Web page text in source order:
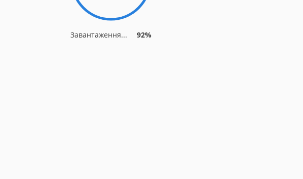
Завантаження... 92%